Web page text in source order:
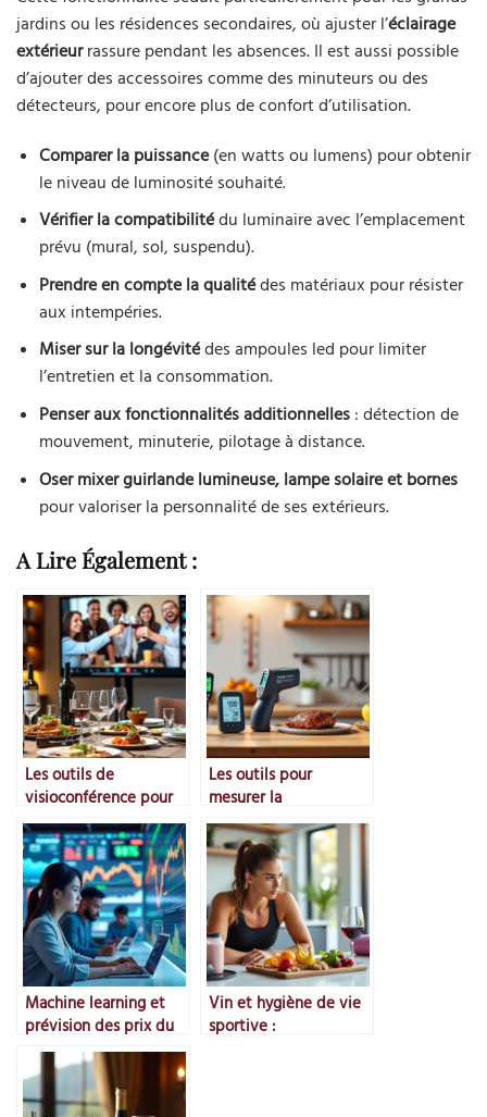
jardins ou les résidences secondaires, où ajuster l’éclairage
extérieurrassure pendant les absences. Il est aussi possible
d’ajouter des accessoires comme des minuteurs ou des
détecteurs, pour encore plus de confort d’utilisation.
Comparer la puissance(en watts ou lumens) pour obtenir
le niveau de luminosité souhaité.
Vérifier la compatibilitédu luminaire avec l’emplacement
prévu (mural, sol, suspendu).
Prendre en compte la qualitédes matériaux pour résister
aux intempéries.
Miser sur la longévitédes ampoules led pour limiter
l’entretien et la consommation.
Penser aux fonctionnalités additionnelles: détection de
mouvement, minuterie, pilotage à distance.
Oser mixer guirlande lumineuse, lampe solaire et bornes
pour valoriser la personnalité de ses extérieurs.
A Lire Également :
Les outils de
visioconférence pour
dégustations à
distance
Les outils pour
mesurer la
température idéale
Machine learning et
prévision des prix du
marché
Vin et hygiène de vie
sportive :